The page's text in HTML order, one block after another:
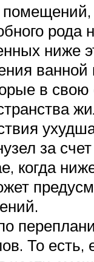
ниже
ванной
в
за
когда
То есть,